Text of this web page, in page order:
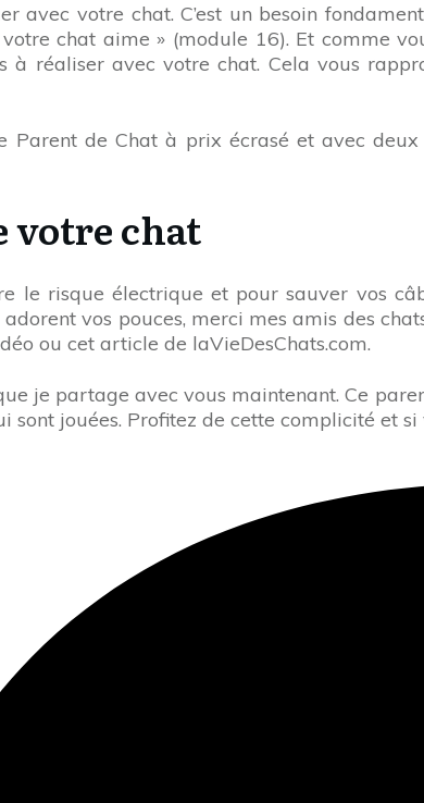
avec votre chat. C’est un besoin
chat aime » (module 16). Et comme
réaliser avec votre chat. Cela vous
Parent de Chat à prix écrasé et avec
votre chat
le risque électrique et pour sauver vos
vos pouces, merci mes amis des
ou cet article de laVieDesChats.com.
je partage avec vous maintenant. Ce
jouées. Profitez de cette complicité et si